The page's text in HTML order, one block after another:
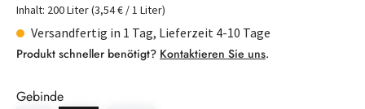
Inhalt: 200 Liter(3,54 € / 1 Liter)
Versandfertig in 1 Tag, Lieferzeit 4-10 Tage
Produkt schneller benötigt? Kontaktieren Sie uns.
Gebinde